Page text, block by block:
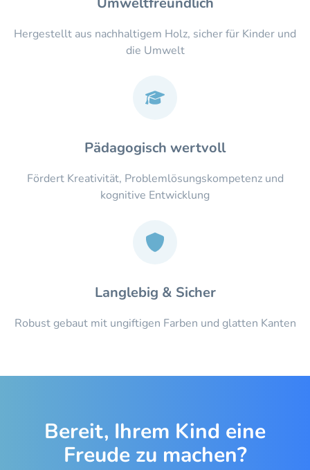
Hergestellt aus nachhaltigem Holz, sicher für Kinder und
die Umwelt
Pädagogisch wertvoll
Fördert Kreativität, Problemlösungskompetenz und
kognitive Entwicklung
Langlebig & Sicher
Robust gebaut mit ungiftigen Farben und glatten Kanten
Bereit, Ihrem Kind eine
Freude zu machen?